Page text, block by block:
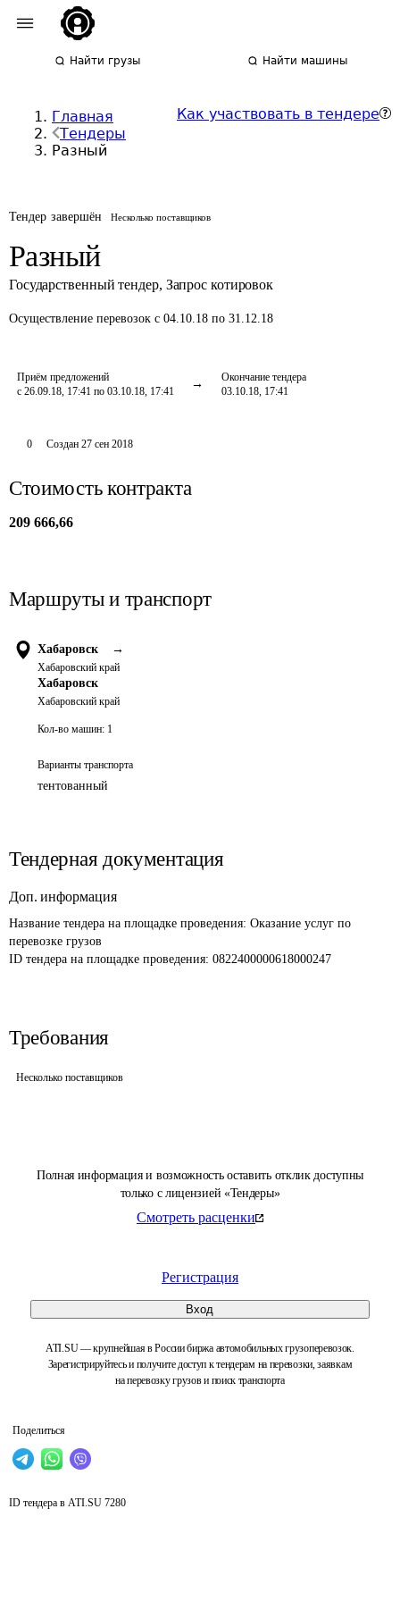
Найти грузы Найти машины
Главная
Тендеры
Разный
Как участвовать в тендере
Тендер завершён Несколько поставщиков
Разный
Государственный тендер, Запрос котировок
Осуществление перевозок с 04.10.18 по 31.12.18
Приём предложений
с 26.09.18, 17:41 по 03.10.18, 17:41
Окончание тендера
03.10.18, 17:41
Полная информация и возможность оставить отклик доступны
только с лицензией «Тендеры»
Смотреть расценки
Регистрация
Вход
ATI.SU — крупнейшая в России биржа автомобильных грузоперевозок.
Зарегистрируйтесь и получите доступ к тендерам на перевозки, заявкам
на перевозку грузов и поиск транспорта
Поделиться
0 Создан 27 сен 2018
Стоимость контракта
209 666,66
Маршруты и транспорт
Хабаровск →
Хабаровский край
Хабаровск
Хабаровский край
Кол-во машин: 1
Варианты транспорта
тентованный
Тендерная документация
Доп. информация
Название тендера на площадке проведения: Оказание услуг по
перевозке грузов
ID тендера на площадке проведения: 0822400000618000247
Требования
Несколько поставщиков
ID тендера в ATI.SU 7280